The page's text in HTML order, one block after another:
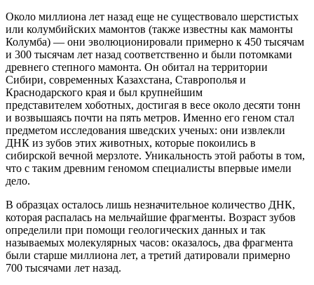
Около миллиона лет назад еще не существовало шерстистых
или колумбийских мамонтов (также известны как мамонты
Колумба) — они эволюционировали примерно к 450 тысячам
и 300 тысячам лет назад соответственно и были потомками
древнего степного мамонта. Он обитал на территории
Сибири, современных Казахстана, Ставрополья и
Краснодарского края и был крупнейшим
представителем хоботных, достигая в весе около десяти тонн
и возвышаясь почти на пять метров. Именно его геном стал
предметом исследования шведских ученых: они извлекли
ДНК из зубов этих животных, которые покоились в
сибирской вечной мерзлоте. Уникальность этой работы в том,
что с таким древним геномом специалисты впервые имели
дело.
В образцах осталось лишь незначительное количество ДНК,
которая распалась на мельчайшие фрагменты. Возраст зубов
определили при помощи геологических данных и так
называемых молекулярных часов: оказалось, два фрагмента
были старше миллиона лет, а третий датировали примерно
700 тысячами лет назад.